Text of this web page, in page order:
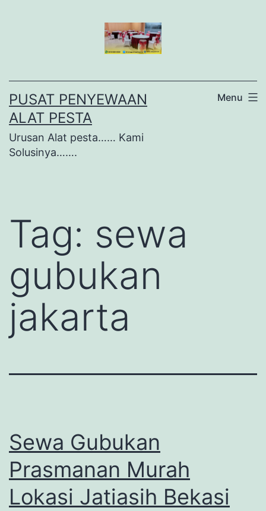
PUSAT PENYEWAAN
ALAT PESTA
Urusan Alat pesta…… Kami
Solusinya…….
Menu
Tag: sewa
gubukan
jakarta
Sewa Gubukan
Prasmanan Murah
Lokasi Jatiasih Bekasi